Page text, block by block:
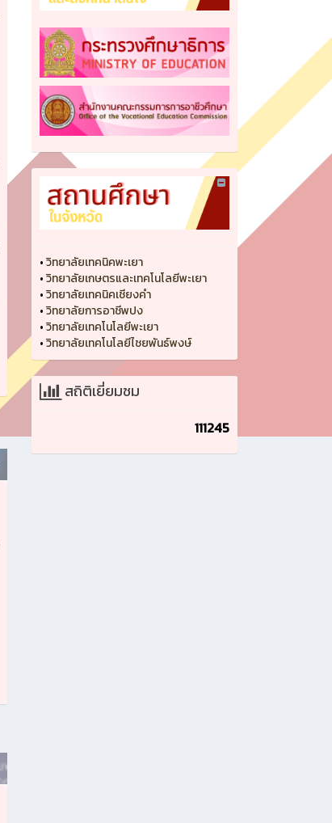
•วิทยาลัยเทคนิคพะเยา
•วิทยาลัยเกษตรและเทคโนโลยีพะเยา
•วิทยาลัยเทคนิคเชียงคำ
•วิทยาลัยการอาชีพปง
•วิทยาลัยเทคโนโลยีพะเยา
•วิทยาลัยเทคโนโลยีไชยพันธ์พงษ์
สถิติเยี่ยมชม
111245